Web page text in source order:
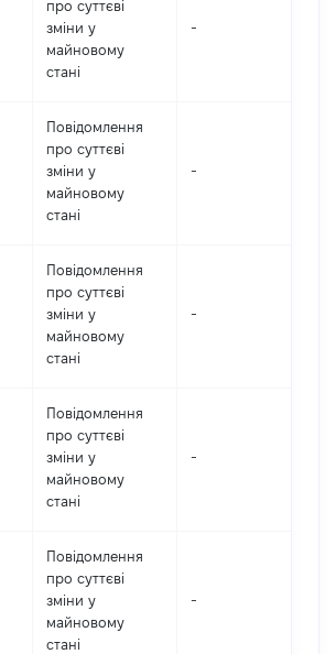
про суттєві
зміни y
майновому
стані
-
Повідомлення
про суттєві
зміни y
майновому
стані
-
Повідомлення
про суттєві
зміни y
майновому
стані
-
Повідомлення
про суттєві
зміни y
майновому
стані
-
Повідомлення
про суттєві
зміни y
майновому
стані
-